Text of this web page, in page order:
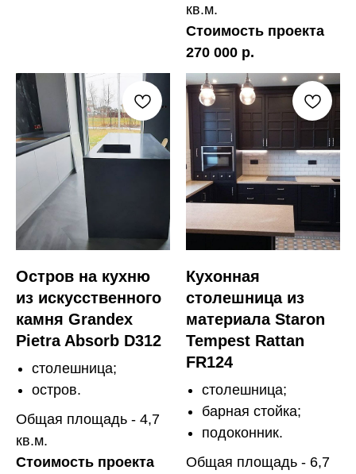
кв.м.
Стоимость проекта
270 000 р.
Остров на кухню
из искусственного
камня Grandex
Pietra Absorb D312
столешница;
остров.
Общая площадь - 4,7
кв.м.
Стоимость проекта
Кухонная
столешница из
материала Staron
Tempest Rattan
FR124
столешница;
барная стойка;
подоконник.
Общая площадь - 6,7